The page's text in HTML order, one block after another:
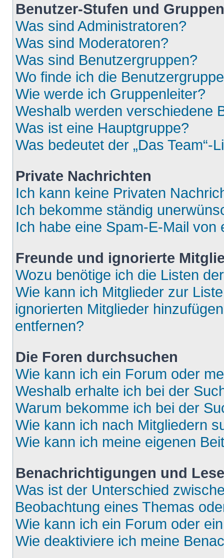
Benutzer-Stufen und Gruppen
Was sind Administratoren?
Was sind Moderatoren?
Was sind Benutzergruppen?
Wo finde ich die
Wie werde ich Gruppenleiter?
Weshalb werden verschiedene
Was ist eine Hauptgruppe?
Was bedeutet der „Das Team“-
Private Nachrichten
Ich kann keine Privaten
Ich bekomme ständig
Ich habe eine Spam-E-Mail
Freunde und ignorierte
Wozu benötige ich die Listen
Wie kann ich Mitglieder zur
ignorierten Mitglieder
entfernen?
Die Foren durchsuchen
Wie kann ich ein Forum oder
Weshalb erhalte ich bei der
Warum bekomme ich bei der
Wie kann ich nach Mitgliedern
Wie kann ich meine eigenen
Benachrichtigungen und
Was ist der Unterschied
Beobachtung eines Themas
Wie kann ich ein Forum oder
Wie deaktiviere ich meine